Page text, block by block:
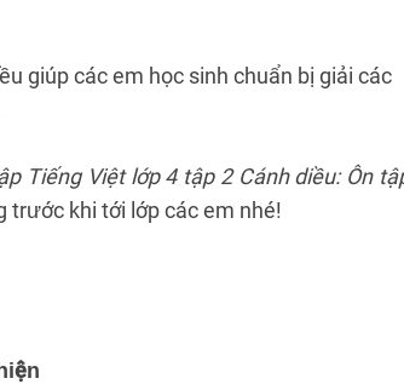
giúp các em học sinh chuẩn bị giải các
Tiếng Việt lớp 4 tập 2 Cánh diều: Ôn
trước khi tới lớp các em nhé!